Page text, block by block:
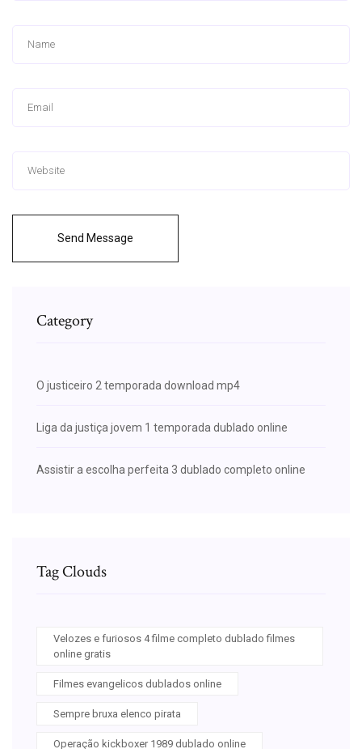
Send Message
Category
O justiceiro 2 temporada download mp4
Liga da justiça jovem 1 temporada dublado online
Assistir a escolha perfeita 3 dublado completo online
Tag Clouds
Velozes e furiosos 4 filme completo dublado filmes
online gratis
Filmes evangelicos dublados online
Sempre bruxa elenco pirata
Operação kickboxer 1989 dublado online